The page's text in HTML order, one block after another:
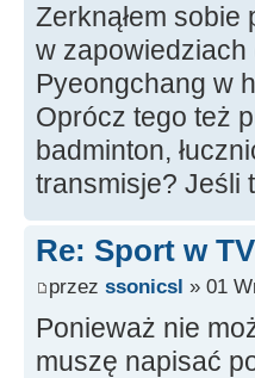
Zerknąłem
w
Pyeongchang w
Oprócz tego też
badminton,
transmisje? Jeśli
Re: Sport w TV
przez ssonicsl » 01
Ponieważ nie
muszę napisać